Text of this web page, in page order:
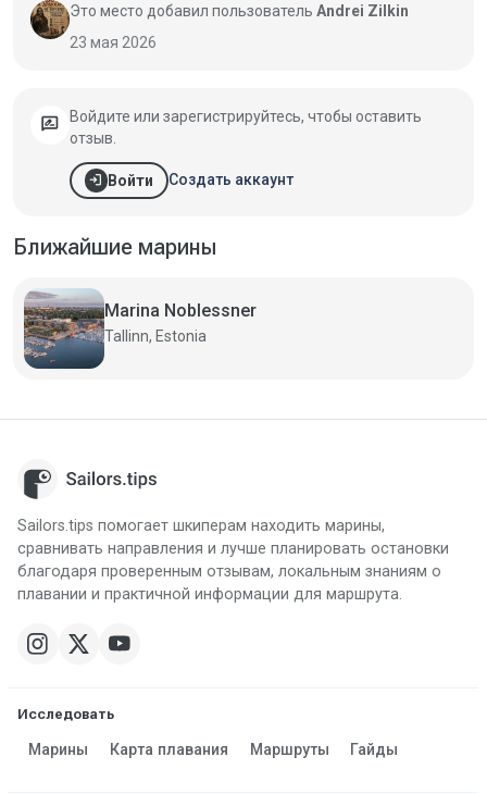
Это место добавил пользователь Andrei Zilkin
23 мая 2026
rate_review
Войдите или зарегистрируйтесь, чтобы оставить
отзыв.
login Войти Создать аккаунт
Ближайшие марины
Marina Noblessner
Tallinn, Estonia
Sailors.tips помогает шкиперам находить марины,
сравнивать направления и лучше планировать остановки
благодаря проверенным отзывам, локальным знаниям о
плавании и практичной информации для маршрута.
Исследовать
Марины Карта плавания Маршруты Гайды